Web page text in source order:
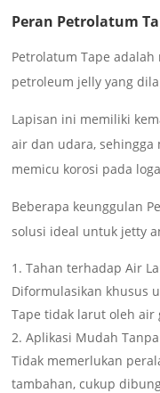
Peran Petrolatum
Petrolatum Tape
petroleum jelly yang
Lapisan ini memiliki
air dan udara, sehingga
memicu korosi pada
Beberapa keunggulan
solusi ideal untuk jetty
Tahan terhadap Air
Diformulasikan khusus
Tape tidak larut oleh
Aplikasi Mudah
Tidak memerlukan
tambahan, cukup